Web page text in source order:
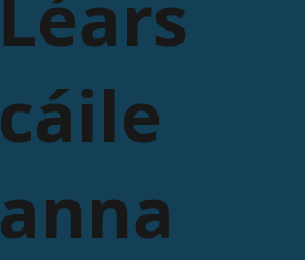
cáile
anna